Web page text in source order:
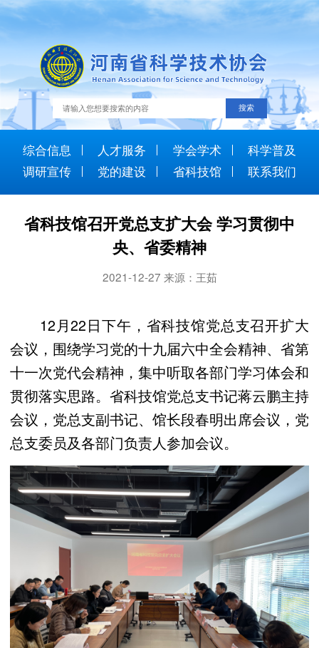
综合信息 人才服务 学会学术
科学普及
调研宣传
党的建设 省科技馆 联系我们
省科技馆召开党总支扩大会 学习贯彻中
央、省委精神
2021-12-27 来源：王茹
12月22日下午，省科技馆党总支召开扩大
会议，围绕学习党的十九届六中全会精神、省第
十一次党代会精神，集中听取各部门学习体会和
贯彻落实思路。省科技馆党总支书记蒋云鹏主持
会议，党总支副书记、馆长段春明出席会议，党
总支委员及各部门负责人参加会议。